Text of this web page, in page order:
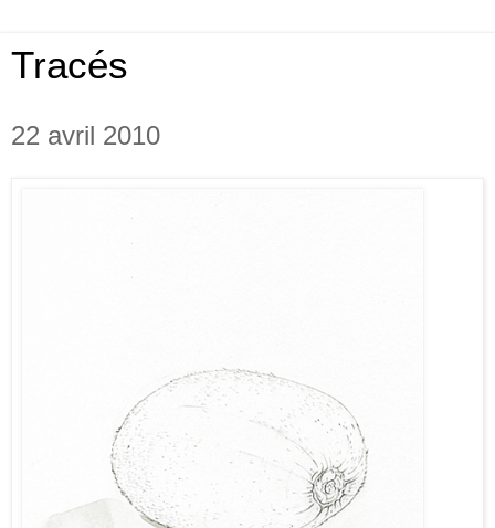
Tracés
22 avril 2010